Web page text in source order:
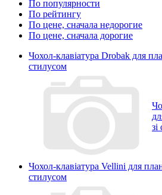
По популярности
По рейтингу
По цене, сначала недорогие
По цене, сначала дорогие
Чохол-клавіатура Drobak для
стилусом
Чохол-клавіатура Vellini для
стилусом